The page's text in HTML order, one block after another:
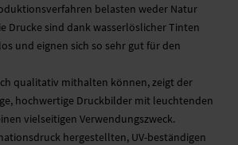
belasten weder Natur
Drucke sind dank wasserlöslicher Tinten
und eignen sich so sehr gut für den
qualitativ mithalten können, zeigt der
hochwertige Druckbilder mit leuchtenden
vielseitigen Verwendungszweck.
hergestellten, UV-beständigen